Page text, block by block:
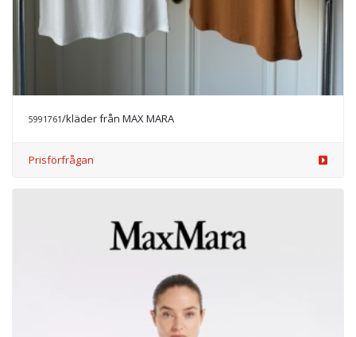
5991761/kläder från MAX MARA
Prisförfrågan